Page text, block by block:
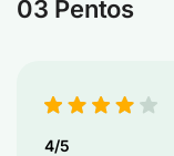
03 Pentos
4/5